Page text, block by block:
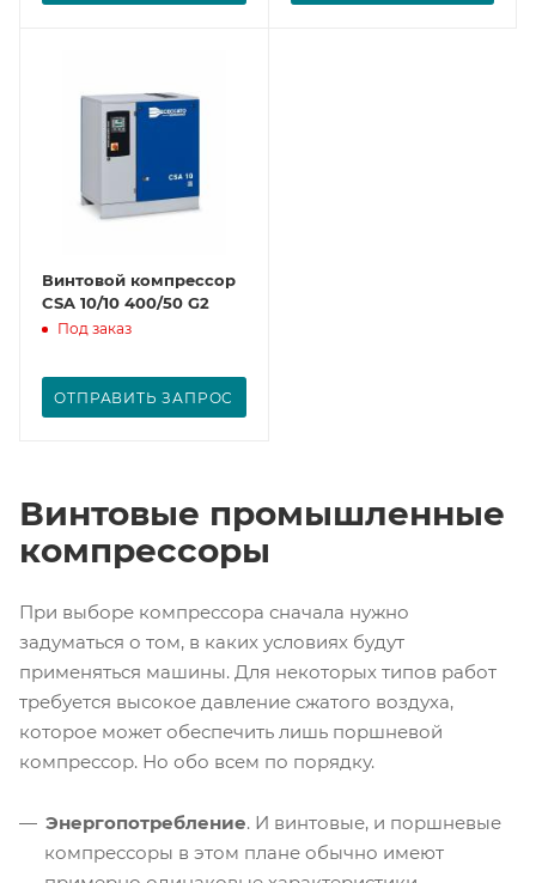
Винтовой компрессор
CSA 10/10 400/50 G2
Под заказ
ОТПРАВИТЬ ЗАПРОС
Винтовые промышленные
компрессоры
При выборе компрессора сначала нужно
задуматься о том, в каких условиях будут
применяться машины. Для некоторых типов работ
требуется высокое давление сжатого воздуха,
которое может обеспечить лишь поршневой
компрессор. Но обо всем по порядку.
Энергопотребление. И винтовые, и поршневые
компрессоры в этом плане обычно имеют